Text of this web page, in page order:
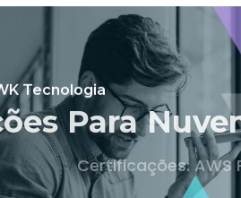
Tecnologia
Para Nuvem.
Partner, Microsoft Gold